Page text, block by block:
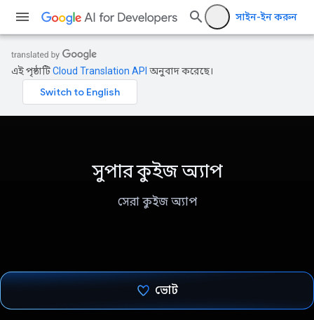
সাইন-ইন করুন
এই পৃষ্ঠাটিCloud Translation API অনুবাদ করেছে।
সুপার কুইজ অ্যাপ
সেরা কুইজ অ্যাপ
ভোট